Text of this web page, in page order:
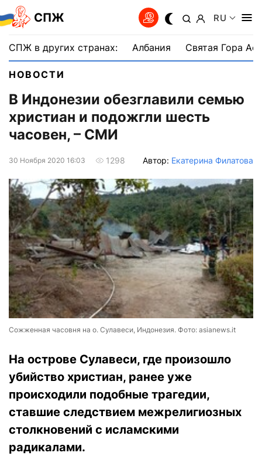
СПЖ RU
СПЖ в других странах: Албания Святая Гора
НОВОСТИ
В Индонезии обезглавили семью
христиан и подожгли шесть
часовен, – СМИ
30 Ноября 2020 16:03 1298 Автор: Екатерина Филатова
Сожженная часовня на о. Сулавеси, Индонезия. Фото: asianews.it
На острове Сулавеси, где произошло
убийство христиан, ранее уже
происходили подобные трагедии,
ставшие следствием межрелигиозных
столкновений с исламскими
радикалами.